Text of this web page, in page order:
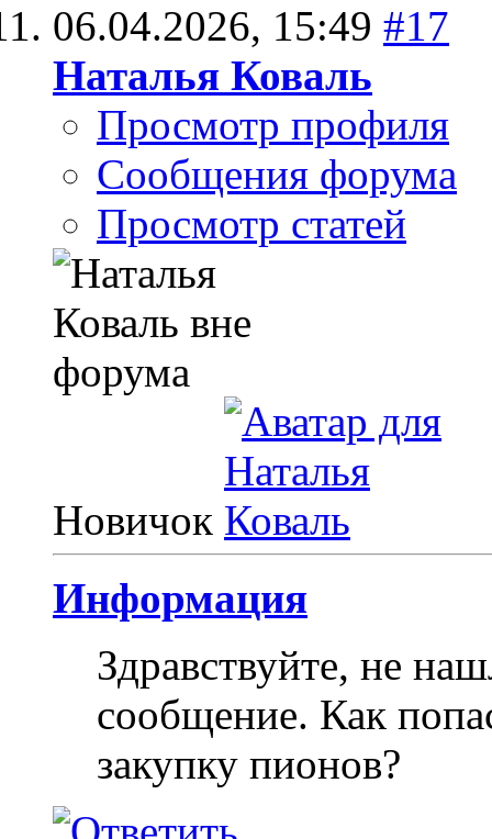
06.04.2026, 15:49 #17
Наталья Коваль
Просмотр профиля
Сообщения форума
Просмотр статей
Новичок
Информация
Здравствуйте, не
сообщение. Как
закупку пионов?